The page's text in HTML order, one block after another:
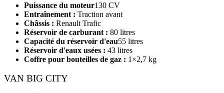
Puissance du moteur130 CV
Entraînement : Traction avant
Châssis : Renault Trafic
Réservoir de carburant : 80 litres
Capacité du réservoir d'eau55 litres
Réservoir d'eaux usées : 43 litres
Coffre pour bouteilles de gaz : 1×2,7 kg
VAN BIG CITY